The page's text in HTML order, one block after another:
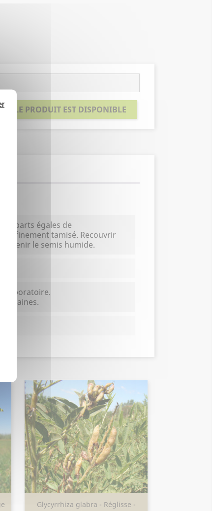
LE PRODUIT EST DISPONIBLE
à parts égales de
et finement tamisé. Recouvrir
le semis humide.
laboratoire.
graines.
Glycyrrhiza glabra - Réglisse -